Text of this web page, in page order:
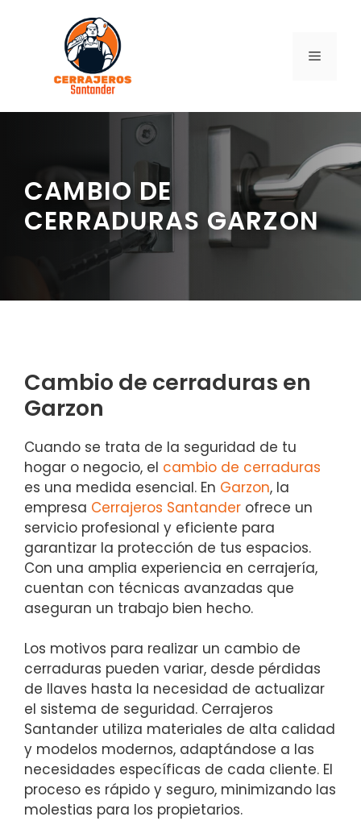
contenido
MENÚ
CAMBIO DE
CERRADURAS GARZON
Cambio de cerraduras en
Garzon
Cuando se trata de la seguridad de tu
hogar o negocio, el cambio de cerraduras
es una medida esencial. En Garzon, la
empresa Cerrajeros Santander ofrece un
servicio profesional y eficiente para
garantizar la protección de tus espacios.
Con una amplia experiencia en cerrajería,
cuentan con técnicas avanzadas que
aseguran un trabajo bien hecho.
Los motivos para realizar un cambio de
cerraduras pueden variar, desde pérdidas
de llaves hasta la necesidad de actualizar
el sistema de seguridad. Cerrajeros
Santander utiliza materiales de alta calidad
y modelos modernos, adaptándose a las
necesidades específicas de cada cliente. El
proceso es rápido y seguro, minimizando las
molestias para los propietarios.